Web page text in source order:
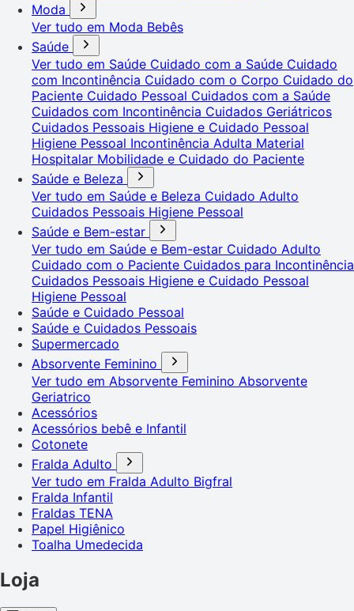
Moda
Ver tudo em Moda Bebês
Saúde
Ver tudo em Saúde Cuidado com a Saúde Cuidado
com Incontinência Cuidado com o Corpo Cuidado do
Paciente Cuidado Pessoal Cuidados com a Saúde
Cuidados com Incontinência Cuidados Geriátricos
Cuidados Pessoais Higiene e Cuidado Pessoal
Higiene Pessoal Incontinência Adulta Material
Hospitalar Mobilidade e Cuidado do Paciente
Saúde e Beleza
Ver tudo em Saúde e Beleza Cuidado Adulto
Cuidados Pessoais Higiene Pessoal
Saúde e Bem-estar
Ver tudo em Saúde e Bem-estar Cuidado Adulto
Cuidado com o Paciente Cuidados para Incontinência
Cuidados Pessoais Higiene e Cuidado Pessoal
Higiene Pessoal
Saúde e Cuidado Pessoal
Saúde e Cuidados Pessoais
Supermercado
Absorvente Feminino
Ver tudo em Absorvente Feminino Absorvente
Geriatrico
Acessórios
Acessórios bebê e Infantil
Cotonete
Fralda Adulto
Ver tudo em Fralda Adulto Bigfral
Fralda Infantil
Fraldas TENA
Papel Higiênico
Toalha Umedecida
Loja